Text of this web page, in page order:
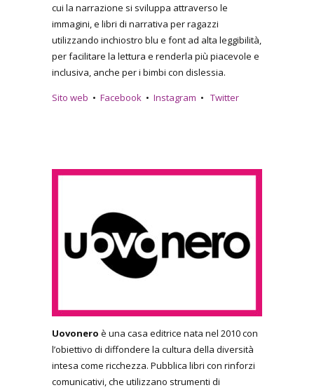
cui la narrazione si sviluppa attraverso le
immagini, e libri di narrativa per ragazzi
utilizzando inchiostro blu e font ad alta leggibilità,
per facilitare la lettura e renderla più piacevole e
inclusiva, anche per i bimbi con dislessia.
Sito web • Facebook • Instagram • Twitter
Uovonero è una casa editrice nata nel 2010 con
l’obiettivo di diffondere la cultura della diversità
intesa come ricchezza. Pubblica libri con rinforzi
comunicativi, che utilizzano strumenti di